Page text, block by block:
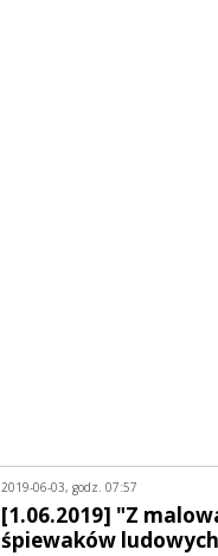
2019-06-03, godz. 07:57
[1.06.2019] "Z
śpiewaków ludowych